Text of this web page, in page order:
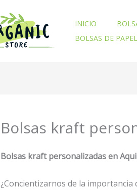
INICIO
BOLSAS DE
Bolsas kraft
Bolsas kraft personalizadas en
¿Concientizarnos de la